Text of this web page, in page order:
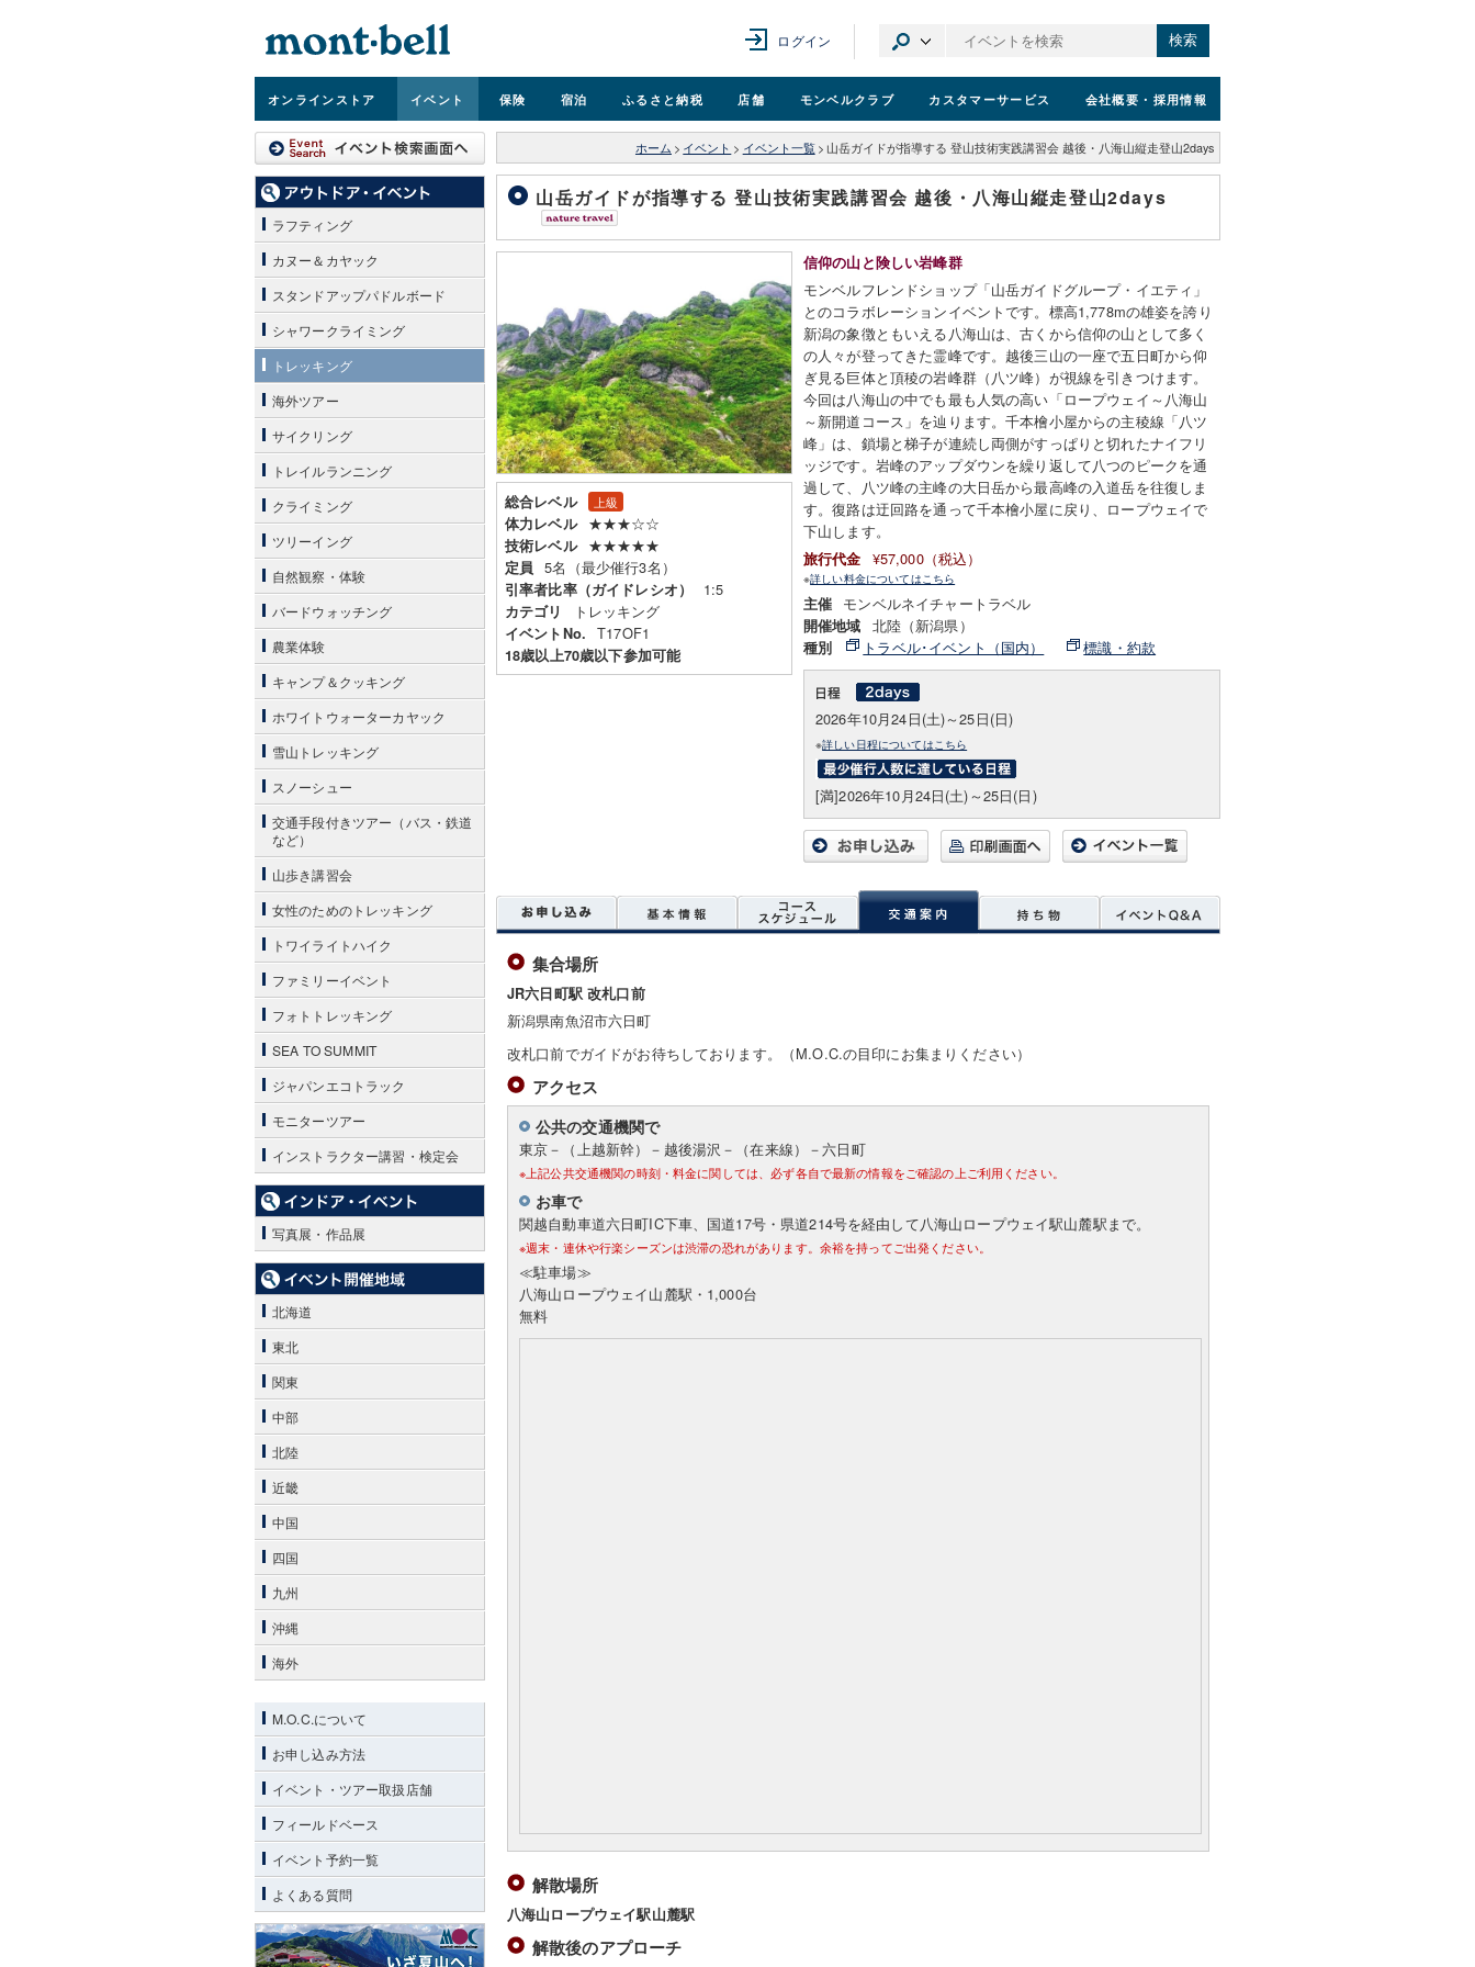
ログイン 検索
オンラインストア イベント 保険 宿泊 ふるさと納税 店舗 モンベルクラブ カスタマーサービス 会社概要 ・採用情報
ホーム > イベント > イベント一覧 > 山岳ガイドが指導する 登山技術実践講習会 越後・八海山縦走登山2days
山岳ガイドが指導する 登山技術実践講習会 越後・八海山縦走登山2days
総合レベル 上級
体力レベル ★★★☆☆
技術レベル ★★★★★
定員 5名（最少催行3名）
引率者比率（ガイドレシオ） 1:5
カテゴリ トレッキング
イベントNo. T17OF1
18歳以上70歳以下参加可能
信仰の山と険しい岩峰群
モンベルフレンドショップ「山岳ガイドグループ・イエティ」
とのコラボレーションイベントです。標高1,778mの雄姿を誇り
新潟の象徴ともいえる八海山は、古くから信仰の山として多く
の人々が登ってきた霊峰です。越後三山の一座で五日町から仰
ぎ見る巨体と頂稜の岩峰群（八ツ峰）が視線を引きつけます。
今回は八海山の中でも最も人気の高い「ロープウェイ～八海山
～新開道コース」を辿ります。千本檜小屋からの主稜線「八ツ
峰」は、鎖場と梯子が連続し両側がすっぱりと切れたナイフリ
ッジです。岩峰のアップダウンを繰り返して八つのピークを通
過して、八ツ峰の主峰の大日岳から最高峰の入道岳を往復しま
す。復路は迂回路を通って千本檜小屋に戻り、ロープウェイで
下山します。
旅行代金 ¥57,000（税込）
※詳しい料金についてはこちら
主催 モンベルネイチャートラベル
開催地域 北陸（新潟県）
種別 トラベル･イベント（国内） 標識・約款
2026年10月24日(土)～25日(日)
※詳しい日程についてはこちら
[満]2026年10月24日(土)～25日(日)
集合場所
JR六日町駅 改札口前
新潟県南魚沼市六日町
改札口前でガイドがお待ちしております。（M.O.C.の目印にお集まりください）
アクセス
公共の交通機関で
東京－（上越新幹）－越後湯沢－（在来線）－六日町
※上記公共交通機関の時刻・料金に関しては、必ず各自で最新の情報をご確認の上ご利用ください。
お車で
関越自動車道六日町IC下車、国道17号・県道214号を経由して八海山ロープウェイ駅山麓駅まで。
※週末・連休や行楽シーズンは渋滞の恐れがあります。余裕を持ってご出発ください。
≪駐車場≫
八海山ロープウェイ山麓駅・1,000台
無料
解散場所
八海山ロープウェイ駅山麓駅
解散後のアプローチ
ラフティング
カヌー＆カヤック
スタンドアップパドルボード
シャワークライミング
トレッキング
海外ツアー
サイクリング
トレイルランニング
クライミング
ツリーイング
自然観察・体験
バードウォッチング
農業体験
キャンプ＆クッキング
ホワイトウォーターカヤック
雪山トレッキング
スノーシュー
交通手段付きツアー（バス・鉄道
など）
山歩き講習会
女性のためのトレッキング
トワイライトハイク
ファミリーイベント
フォトトレッキング
SEA TO SUMMIT
ジャパンエコトラック
モニターツアー
インストラクター講習・検定会
写真展・作品展
北海道
東北
関東
中部
北陸
近畿
中国
四国
九州
沖縄
海外
M.O.C.について
お申し込み方法
イベント・ツアー取扱店舗
フィールドベース
イベント予約一覧
よくある質問